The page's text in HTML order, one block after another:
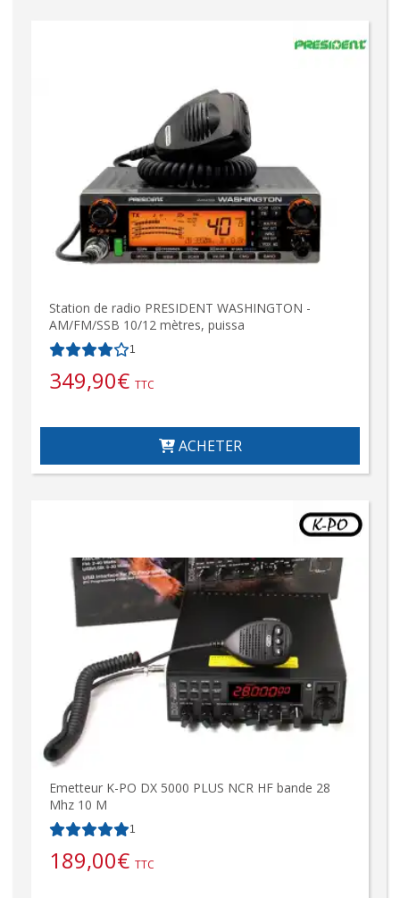
Station de radio PRESIDENT WASHINGTON -
AM/FM/SSB 10/12 mètres, puissa
1
349,90€ TTC
ACHETER
Emetteur K-PO DX 5000 PLUS NCR HF bande 28
Mhz 10 M
1
189,00€ TTC